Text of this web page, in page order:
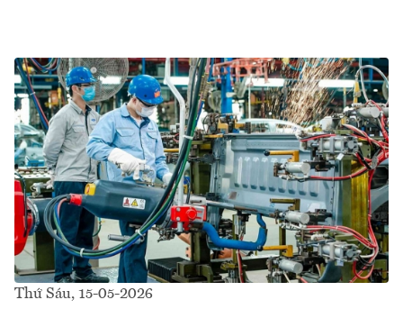
Thứ Sáu, 15-05-2026